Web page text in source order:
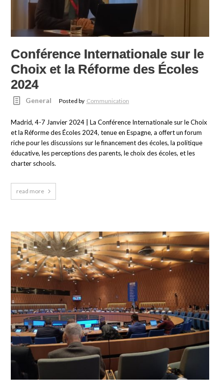
Conférence Internationale sur le
Choix et la Réforme des Écoles
2024
General Posted by Communication
Madrid, 4-7 Janvier 2024 | La Conférence Internationale sur le Choix
et la Réforme des Écoles 2024, tenue en Espagne, a offert un forum
riche pour les discussions sur le financement des écoles, la politique
éducative, les perceptions des parents, le choix des écoles, et les
charter schools.
read more